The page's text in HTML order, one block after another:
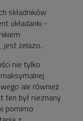
składników
układanki -
jest żelazo.
nie tylko
ale również
ten był nieznany
pomimo